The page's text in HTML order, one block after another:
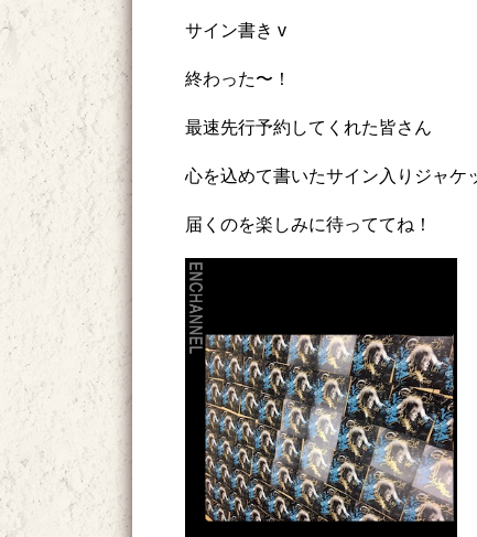
サイン書き v
終わった〜！
最速先行予約してくれた皆さん
心を込めて書いたサイン入りジャケ
届くのを楽しみに待っててね！